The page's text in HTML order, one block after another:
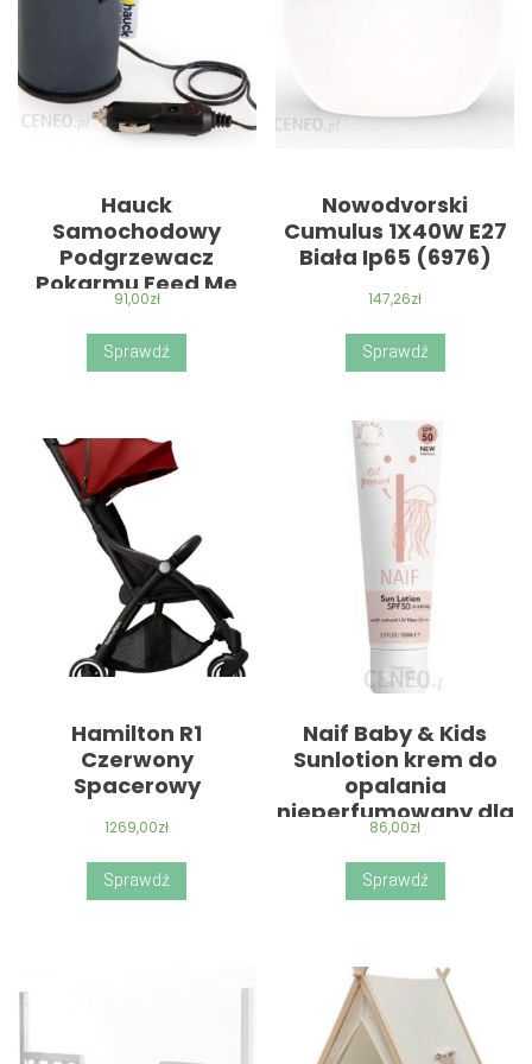
Hauck
Samochodowy
Podgrzewacz
Pokarmu Feed Me
91,00zł
Sprawdź
Nowodvorski
Cumulus 1X40W E27
Biała Ip65 (6976)
147,26zł
Sprawdź
Hamilton R1
Czerwony
Spacerowy
1269,00zł
Sprawdź
Naif Baby & Kids
Sunlotion krem do
opalania
nieperfumowany dla
dzieci od urodzenia
SPF 50 100ml
86,00zł
Sprawdź